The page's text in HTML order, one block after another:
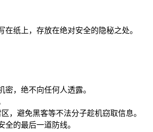
纸上，存放在绝对安全的隐秘之处。
，绝不向任何人透露。
，避免黑客等不法分子趁机窃取信息。
的最后一道防线。